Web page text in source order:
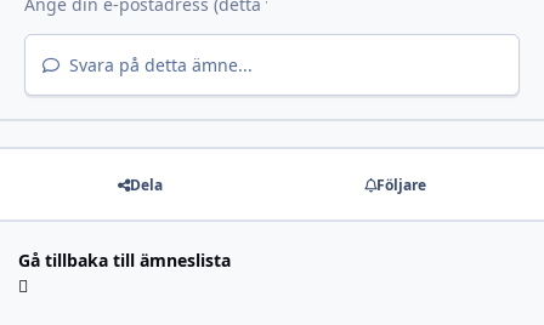
Svara på detta ämne...
Dela Följare
Gå tillbaka till ämneslista